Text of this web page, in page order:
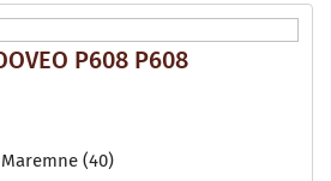
P608 P608
(40)